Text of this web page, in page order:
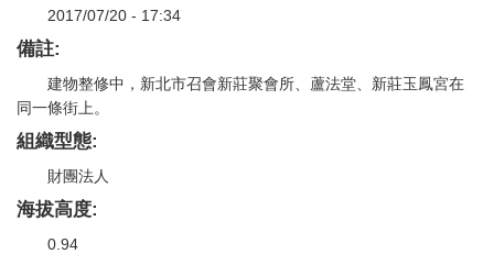
2017/07/20 - 17:34
備註:
建物整修中，新北市召會新莊聚會所、蘆法堂、新莊玉鳳宮在
同一條街上。
組織型態:
財團法人
海拔高度:
0.94